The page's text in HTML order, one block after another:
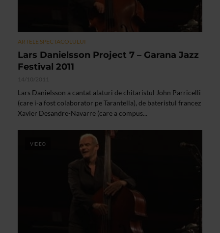
ARTELE SPECTACOLULUI
Lars Danielsson Project 7 – Garana Jazz
Festival 2011
14/10/2011
Lars Danielsson a cantat alaturi de chitaristul John Parricelli
(care i-a fost colaborator pe Tarantella), de bateristul francez
Xavier Desandre-Navarre (care a compus...
VIDEO